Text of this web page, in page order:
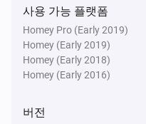
사용 가능 플랫폼
Homey Pro (Early 2019)
Homey (Early 2019)
Homey (Early 2018)
Homey (Early 2016)
버전